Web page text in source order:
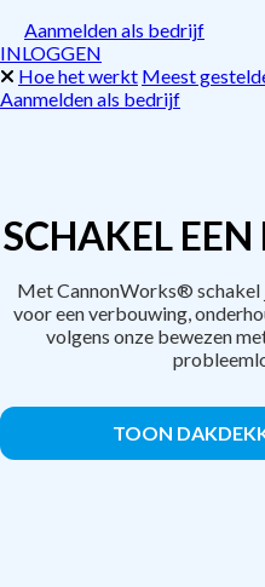
Aanmelden als bedrijf
INLOGGEN
Hoe het werkt Meest
Aanmelden als bedrijf
SCHAKEL
Met CannonWorks® schakel
voor een verbouwing,
volgens onze bewezen
TOON